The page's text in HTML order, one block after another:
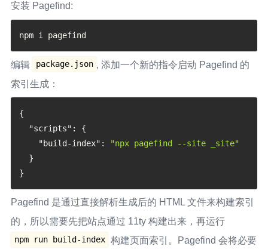
安装 Pagefind:
编辑 package.json , 添加一个新的指令启动 Pagefind 的
索引生成：
{
"scripts" :
{
"build-index" :
"npx pagefind --site _site"
}
}
Pagefind 是通过直接解析生成后的 HTML 文件来构建索引
的，所以需要先把站点通过 11ty 构建出来，再运行
npm run build-index 构建页面索引。Pagefind 会将必要